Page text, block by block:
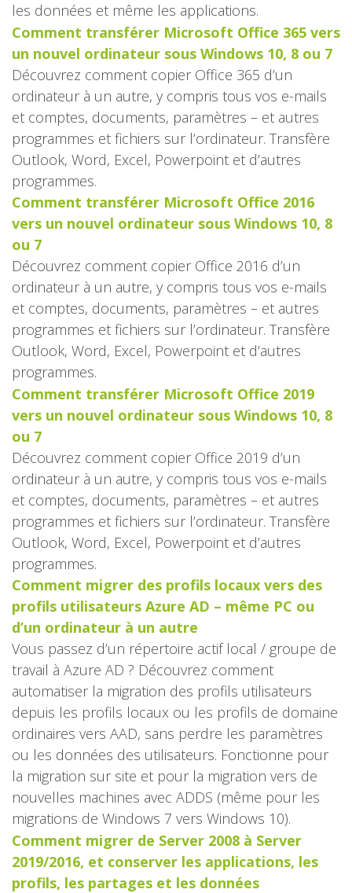
les données et même les applications.
Comment transférer Microsoft Office 365 vers
un nouvel ordinateur sous Windows 10, 8 ou 7
Découvrez comment copier Office 365 d’un
ordinateur à un autre, y compris tous vos e-mails
et comptes, documents, paramètres – et autres
programmes et fichiers sur l’ordinateur. Transfère
Outlook, Word, Excel, Powerpoint et d’autres
programmes.
Comment transférer Microsoft Office 2016
vers un nouvel ordinateur sous Windows 10, 8
ou 7
Découvrez comment copier Office 2016 d’un
ordinateur à un autre, y compris tous vos e-mails
et comptes, documents, paramètres – et autres
programmes et fichiers sur l’ordinateur. Transfère
Outlook, Word, Excel, Powerpoint et d’autres
programmes.
Comment transférer Microsoft Office 2019
vers un nouvel ordinateur sous Windows 10, 8
ou 7
Découvrez comment copier Office 2019 d’un
ordinateur à un autre, y compris tous vos e-mails
et comptes, documents, paramètres – et autres
programmes et fichiers sur l’ordinateur. Transfère
Outlook, Word, Excel, Powerpoint et d’autres
programmes.
Comment migrer des profils locaux vers des
profils utilisateurs Azure AD – même PC ou
d’un ordinateur à un autre
Vous passez d’un répertoire actif local / groupe de
travail à Azure AD ? Découvrez comment
automatiser la migration des profils utilisateurs
depuis les profils locaux ou les profils de domaine
ordinaires vers AAD, sans perdre les paramètres
ou les données des utilisateurs. Fonctionne pour
la migration sur site et pour la migration vers de
nouvelles machines avec ADDS (même pour les
migrations de Windows 7 vers Windows 10).
Comment migrer de Server 2008 à Server
2019/2016, et conserver les applications, les
profils, les partages et les données